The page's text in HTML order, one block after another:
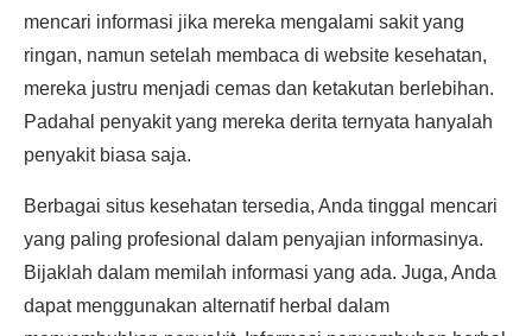
mencari informasi jika mereka mengalami sakit yang
ringan, namun setelah membaca di website kesehatan,
mereka justru menjadi cemas dan ketakutan berlebihan.
Padahal penyakit yang mereka derita ternyata hanyalah
penyakit biasa saja.
Berbagai situs kesehatan tersedia, Anda tinggal mencari
yang paling profesional dalam penyajian informasinya.
Bijaklah dalam memilah informasi yang ada. Juga, Anda
dapat menggunakan alternatif herbal dalam